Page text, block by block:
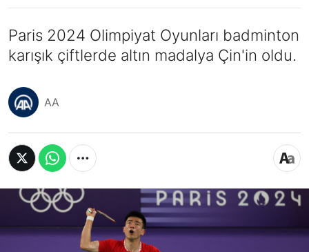
Paris 2024 Olimpiyat Oyunları badminton
karışık çiftlerde altın madalya Çin'in oldu.
AA